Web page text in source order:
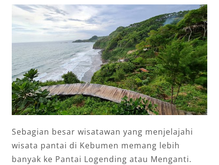
Sebagian besar wisatawan yang menjelajahi
wisata pantai di Kebumen memang lebih
banyak ke Pantai Logending atau Menganti.